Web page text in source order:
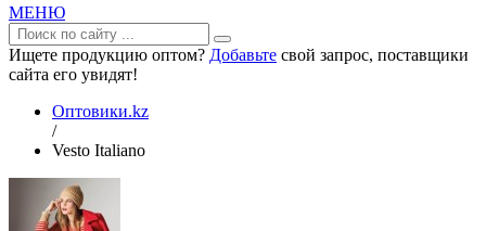
МЕНЮ
Ищете продукцию оптом? Добавьте свой запрос, поставщики
сайта его увидят!
Оптовики.kz
/
Vesto Italiano